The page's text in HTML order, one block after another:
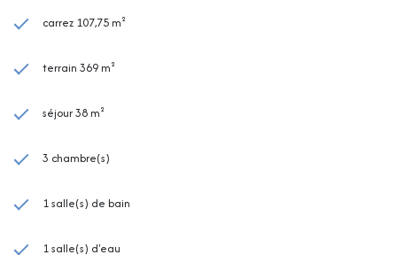
carrez 107,75 m²
terrain 369 m²
séjour 38 m²
3 chambre(s)
1 salle(s) de bain
1 salle(s) d'eau